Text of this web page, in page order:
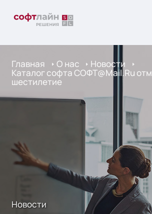
Главная О нас Новости
Каталог софта СОФТ@Mail.Ru
шестилетие
Новости